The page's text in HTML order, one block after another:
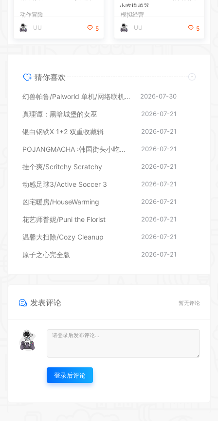
猜你喜欢
银白钢铁X 1+2 双重收藏辑
POJANGMACHA :韩国街头小吃模拟器 2026-07-21
挂个爽/Scritchy Scratchy 2026-07-21
动感足球3/Active Soccer 3 2026-07-21
凶宅暖房/HouseWarming 2026-07-21
花艺师普妮/Puni the Florist 2026-07-21
温馨大扫除/Cozy Cleanup 2026-07-21
原子之心完全版 2026-07-21
发表评论